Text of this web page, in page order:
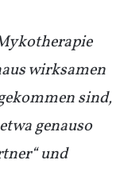
wirksamen
sind,
genauso
und